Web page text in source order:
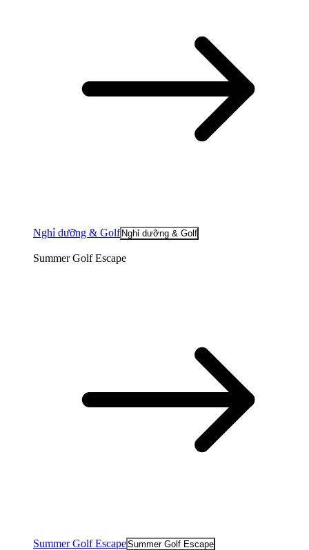
Nghỉ dưỡng & Golf Nghỉ dưỡng & Golf
Summer Golf Escape
Summer Golf EscapeSummer Golf Escape